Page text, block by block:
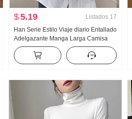
$5.19 Listados 17
Han Serie Estilo Viaje diario Entallado
Adelgazante Manga Larga Camisa
2026 Nuevo Diseño Sentido Camisa
Con cinturón Primavera y otoño Top